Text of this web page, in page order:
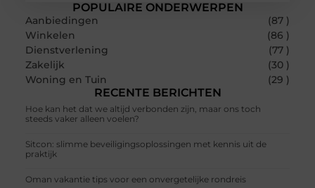
POPULAIRE ONDERWERPEN
Aanbiedingen
(87 )
Winkelen
(86 )
Dienstverlening
(77 )
Zakelijk
(30 )
Woning en Tuin
(29 )
RECENTE BERICHTEN
Hoe kan het dat we altijd verbonden zijn, maar ons toch
steeds vaker alleen voelen?
Sitcon: slimme beveiligingsoplossingen met kennis uit de
praktijk
Oman vakantie tips voor een onvergetelijke rondreis